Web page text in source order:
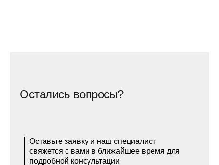
Остались вопросы?
Оставьте заявку и наш специалист
свяжется с вами в ближайшее время для
подробной консультации